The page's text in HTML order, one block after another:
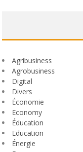
Agribusiness
Agrobusiness
Digital
Divers
Économie
Economy
Éducation
Education
Énergie